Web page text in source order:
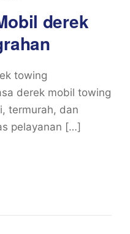
derek
towing
derek mobil towing
termurah, dan
pelayanan […]